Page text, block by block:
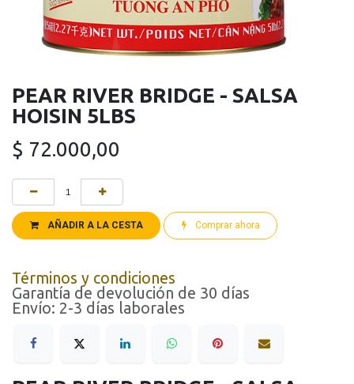
PEAR RIVER BRIDGE - SALSA
HOISIN 5LBS
$ 72.000,00
AÑADIR A LA CESTA Comprar ahora
Términos y condiciones
Garantía de devolución de 30 días
Envío: 2-3 días laborales